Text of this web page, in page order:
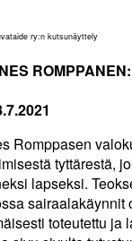
ry:n kutsunäyttely
ROMPPANEN:
Romppasen
tyttärestä,
lapseksi.
sairaalakäynnit
toteutettu ja